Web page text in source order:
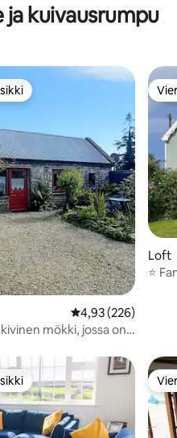
ja kuivausrumpu
arvostelua
parhaimmistoa
Keskimääräinen
4,93 (226)
mökki, jossa on
Loft
⭐️
parhaimmistoa